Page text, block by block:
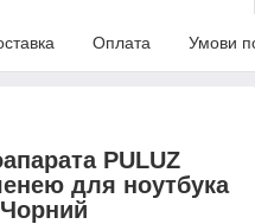
Оплата Умови
PULUZ
для ноутбука